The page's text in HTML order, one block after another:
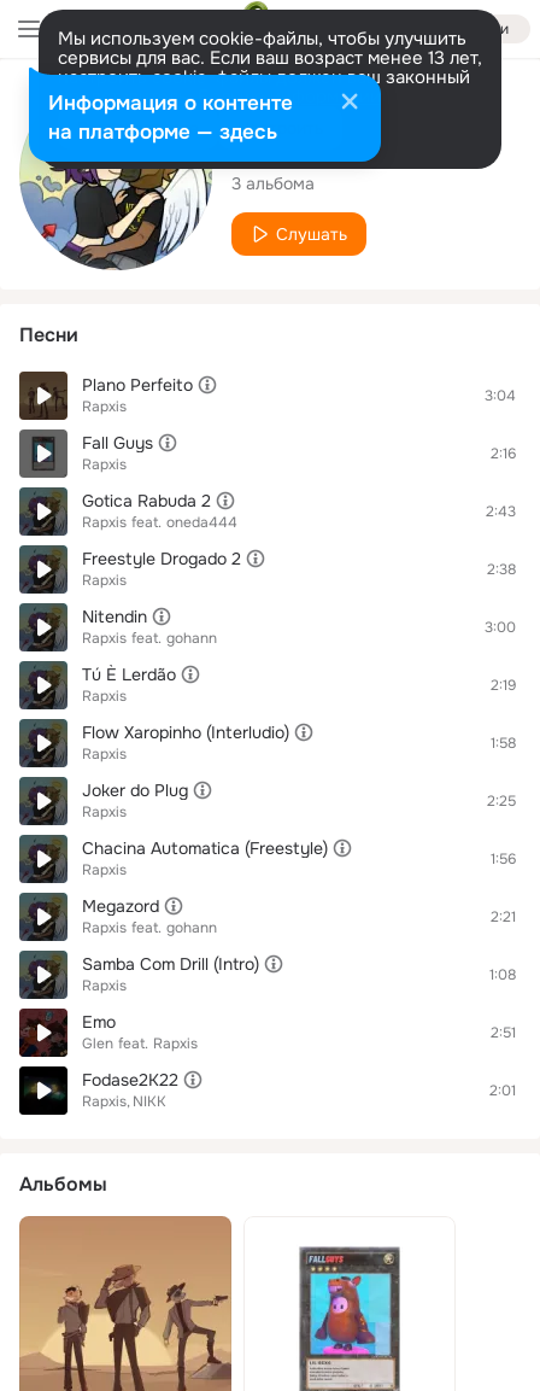
Войти
Мы используем cookie-файлы, чтобы улучшить
сервисы для вас. Если ваш возраст менее 13 лет,
настроить cookie-файлы должен ваш законный
представитель. Больше информации
Разрешить все Настроить
Исполнитель
Rapxis
3 альбома
Слушать
Песни
Plano Perfeito
Rapxis
3:04
Fall Guys
Rapxis
2:16
Gotica Rabuda 2
Rapxis feat. oneda444
2:43
Freestyle Drogado 2
Rapxis
2:38
Nitendin
Rapxis feat. gohann
3:00
Tú È Lerdão
Rapxis
2:19
Flow Xaropinho (Interludio)
Rapxis
1:58
Joker do Plug
Rapxis
2:25
Chacina Automatica (Freestyle)
Rapxis
1:56
Megazord
Rapxis feat. gohann
2:21
Samba Com Drill (Intro)
Rapxis
1:08
Emo
Glen feat. Rapxis
2:51
Fodase2K22
Rapxis NIKK
2:01
Альбомы
Информация о контенте
на платформе — здесь